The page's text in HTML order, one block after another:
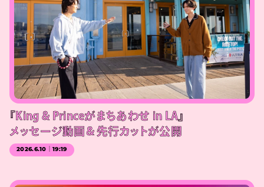
『King & Princeがまちあわせ in LA』
メッセージ動画＆先行カットが公開
2026.6.10｜19:19